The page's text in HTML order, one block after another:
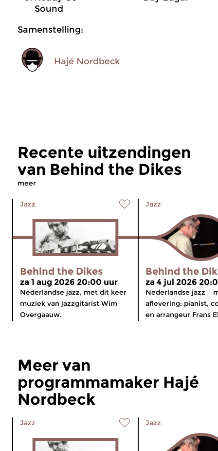
Sound
Samenstelling:
Hajé Nordbeck
Recente uitzendingen
van Behind the Dikes
meer
Jazz
Behind the Dikes
za 1 aug 2026 20:00 uur
Nederlandse jazz, met dit keer
muziek van jazzgitarist Wim
Overgaauw.
Jazz
Behind the
za 4 jul 2026
Nederlandse jazz –
aflevering: pianist,
en arrangeur Frans
Meer van
programmamaker Hajé
Nordbeck
Jazz Jazz